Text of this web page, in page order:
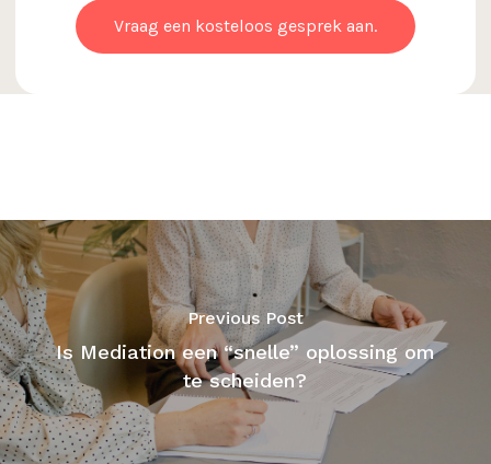
Vraag een kosteloos gesprek aan.
Previous Post
Is Mediation een “snelle” oplossing om
te scheiden?